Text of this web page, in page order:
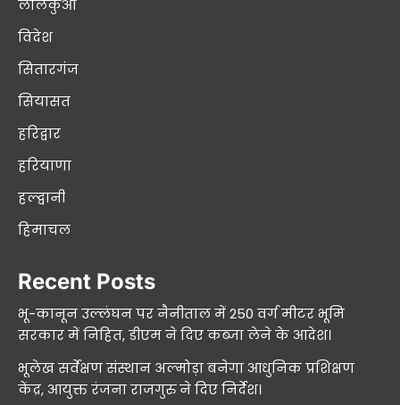
लालकुआं
विदेश
सितारगंज
सियासत
हरिद्वार
हरियाणा
हल्द्वानी
हिमाचल
Recent Posts
भू-कानून उल्लंघन पर नैनीताल में 250 वर्ग मीटर भूमि
सरकार में निहित, डीएम ने दिए कब्जा लेने के आदेश।
भूलेख सर्वेक्षण संस्थान अल्मोड़ा बनेगा आधुनिक प्रशिक्षण
केंद्र, आयुक्त रंजना राजगुरु ने दिए निर्देश।